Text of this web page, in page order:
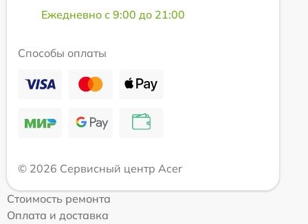
Ежедневно с 9:00 до 21:00
Способы оплаты
© 2026 Сервисный центр Acer
Стоимость ремонта
Оплата и доставка